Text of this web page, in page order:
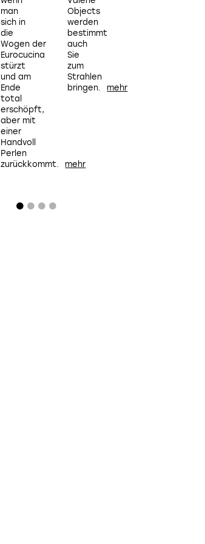
man
sich in
die
Wogen der
Eurocucina
stürzt
und am
Ende
total
erschöpft,
aber mit
einer
Handvoll
Perlen
zurückkommt.
Objects
werden
bestimmt
auch
Sie
zum
Strahlen
bringen.